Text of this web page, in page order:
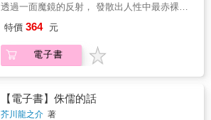
夠了。我要拚了命祈禱。為你祈禱。 & ＃ 這份
屬於澄香的，只屬於我的東西。我完全沒有希
念頭。無論身體，或心情，都是我的，是只屬
於我們的，珍貴的東西。 & ▍名家推薦 這是一
個可謂之「神聖家庭」的家庭故事。
&mdash;&mdash;荒川洋治（日本藝術院獎・
恩賜獎獲獎詩人） & 雖然是一個小小家庭的故
過日子。我們就這樣，在心中祈求能永久相
伴，一天天過下去。 & ＃ 位在胸口附近的一團
東西忽然掉落到一個舒服的位置，接著，心情
慢慢暖和起來，那團東西往更深的地方不斷掉
落下去，和它一同發顫。 靈魂是什麼顏色，又
與爸爸的相似。 & ＃ 如果能只沉浸在悲傷中，
那就輕鬆多了。好煩躁，我好煩躁。可是，比
流，創造更適於現代情境的新詞，以供廣泛使
用&bull;提升大眾台文聽說讀接受度與能力
&&
之表演形式，得著第九、十屆偶戲金掌獎「最
佳配樂音效獎」，入圍第十五屆台灣原創流行
音樂大獎「河洛語組」。開創歷史上頭一个以
布袋戲為主的Podcast「布袋戲，講予恁聽」，
拚勢楦闊布袋戲的各種可能，向望予台語文化
掌中家族》、《GG冒險野郎》、《家事修理會
社》；真雲林閣掌中劇團《兩隻老虎》、《汪
&mdash;&mdash; 敏感、易碎，天生的作家，
卻陷入對世俗的高度疑慮之困局。「在寫作過
益發令我感到不堪，我就越要刻意去破壞。」
（〈戲謔之花〉）太宰治以文字抵抗身而為人
的自我，那是屬於太宰的溫柔；他刻意迎向世
的寧靜。 《晚年》是太宰治第一本正式小說
集，作品顯見青年時期的叛逆與動盪，以及對
透過一面魔鏡的反射， 發散出人性中最赤裸的
總決算」之名而寫，與《假面的告白》、《金
閣寺》並列文學迷必讀的三大神作之一 ★ 日本
名導大島渚《俘虜》電影劇本&Iacute;作曲家坂
子，必須介於他和女人之間。 如果不借助「那
個」，就無望成功。 他是閉著眼抱女人
特價 364 元
電子書
【電子書】侏儒的話
芥川龍之介 著